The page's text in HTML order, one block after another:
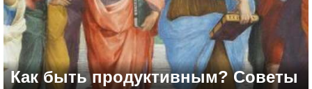
Как быть продуктивным? Советы